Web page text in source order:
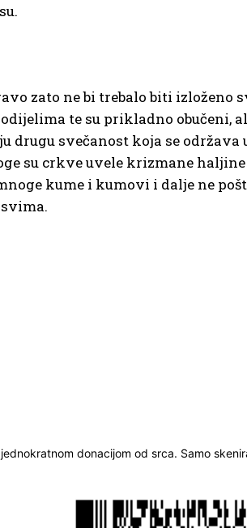
zato ne bi trebalo biti
te su prikladno obučeni,
drugu svečanost koja se
su crkve uvele krizmane
kume i kumovi i dalje ne
donacijom od srca. Samo